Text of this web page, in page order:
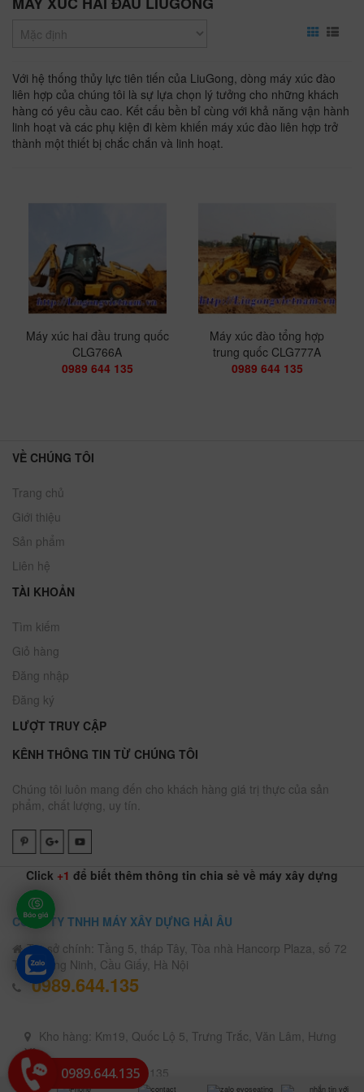
0.9M3
0989 644 135
XINYUAN C95W - GẦU 0.5M3
Với hệ thống thủy lực tiên tiến của LiuGong, dòng máy xúc đào
liên hợp của chúng tôi là sự lựa chọn lý tưởng cho những khách
hàng có yêu cầu cao. Kết cấu bền bỉ cùng với khả năng vận hành
linh hoạt và các phụ kiện đi kèm khiến máy xúc đào liên hợp trở
thành một thiết bị chắc chắn và linh hoạt.
Máy xúc hai đầu trung quốc
CLG766A
0989 644 135
Máy xúc đào tổng hợp
trung quốc CLG777A
0989 644 135
VỀ CHÚNG TÔI
Trang chủ
Giới thiệu
Sản phẩm
Liên hệ
TÀI KHOẢN
Tìm kiếm
Giỏ hàng
Đăng nhập
Đăng ký
LƯỢT TRUY CẬP
KÊNH THÔNG TIN TỪ CHÚNG TÔI
Chúng tôi luôn mang đến cho khách hàng giá trị thực của sản
phẩm, chất lượng, uy tín.
Click +1 để biết thêm thông tin chia sẻ về máy xây dựng
CÔNG TY TNHH MÁY XÂY DỰNG HẢI ÂU
Trụ sở chính: Tầng 5, tháp Tây, Tòa nhà Hancorp Plaza, số 72
Trần Đăng Ninh, Cầu Giấy, Hà Nội
0989.644.135
Kho hàng: Km19, Quốc Lộ 5, Trưng Trắc, Văn Lâm, Hưng
Yên
Điện thoại: 0989.644.135
0989.644.135